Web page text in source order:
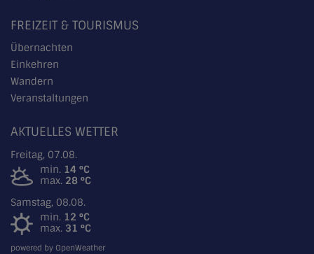
FREIZEIT & TOURISMUS
Übernachten
Einkehren
Wandern
Veranstaltungen
AKTUELLES WETTER
Freitag, 07.08.
min. 14 °C
max. 28 °C
Samstag, 08.08.
min. 12 °C
max. 31 °C
powered by OpenWeather